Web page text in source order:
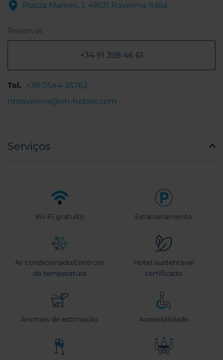
Piazza Mameli, 1, 48121 Ravenna Itália
Reservas
+34 91 398 46 61
Tel. +39 0544 35762
nhravenna@nh-hotels.com
Serviços
Wi-Fi gratuito Estacionamento
Ar condicionado/controlo
de temperatura
Hotel sustentável
certificado
Animais de estimação Acessibilidade